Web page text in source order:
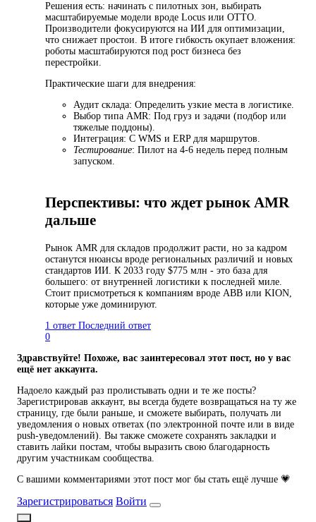
Решения есть: начинать с пилотных зон, выбирать
масштабируемые модели вроде Locus или OTTO.
Производители фокусируются на ИИ для оптимизации,
что снижает простои. В итоге гибкость окупает вложения:
роботы масштабируются под рост бизнеса без
перестройки.
Практические шаги для внедрения:
Аудит склада: Определить узкие места в логистике.
Выбор типа AMR: Под груз и задачи (подбор или
тяжелые поддоны).
Интеграция: С WMS и ERP для маршрутов.
Тестирование: Пилот на 4-6 недель перед полным
запуском.
Перспективы: что ждет рынок AMR
дальше
Рынок AMR для складов продолжит расти, но за кадром
останутся нюансы вроде региональных различий и новых
стандартов ИИ. К 2033 году $775 млн - это база для
большего: от внутренней логистики к последней миле.
Стоит присмотреться к компаниям вроде ABB или KION,
которые уже доминируют.
1 ответ Последний ответ
0
Здравствуйте! Похоже, вас заинтересовал этот пост, но у вас
ещё нет аккаунта.
Надоело каждый раз пролистывать одни и те же посты?
Зарегистрировав аккаунт, вы всегда будете возвращаться на ту же
страницу, где были раньше, и сможете выбирать, получать ли
уведомления о новых ответах (по электронной почте или в виде
push-уведомлений). Вы также сможете сохранять закладки и
ставить лайки постам, чтобы выразить свою благодарность
другим участникам сообщества.
С вашими комментариями этот пост мог бы стать ещё лучше 💗
Зарегистрироваться Войти